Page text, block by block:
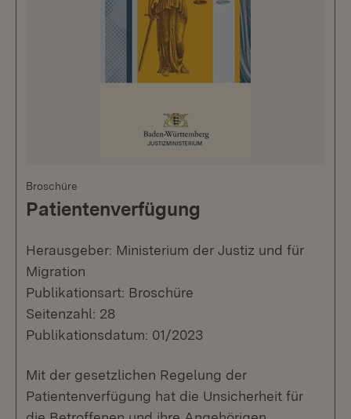
Broschüre
Patientenverfügung
Herausgeber: Ministerium der Justiz und für
Migration
Publikationsart: Broschüre
Seitenzahl: 28
Publikationsdatum: 01/2023
Mit der gesetzlichen Regelung der
Patientenverfügung hat die Unsicherheit für